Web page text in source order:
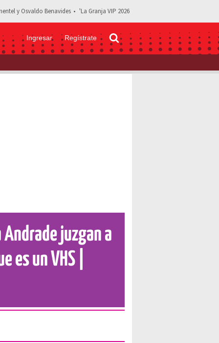
y Osvaldo Benavides 'La Granja VIP 2026
Ingresar Regístrate
juzgan a Karol Sevilla por no saber que es un VHS | Video
juzgan a
es un VHS |